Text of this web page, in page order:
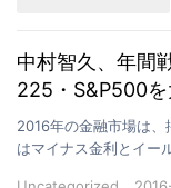
中村智久、年間
225・S&P500
2016年の金融市場は
はマイナス金利とイー